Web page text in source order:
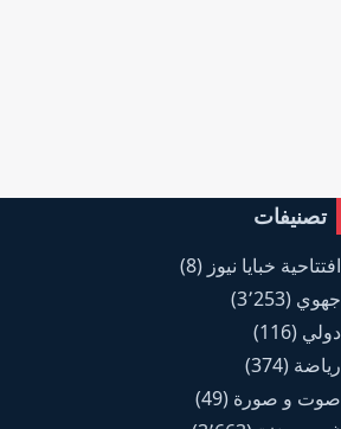
تصنيفات
افتتاحية خبايا نيوز (8)
جهوي (3٬253)
دولي (116)
رياضة (374)
صوت و صورة (49)